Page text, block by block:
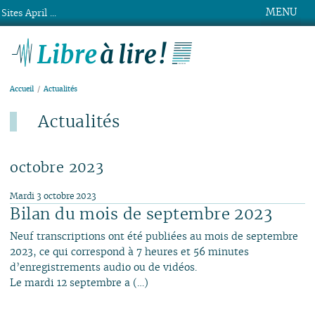
MENU
Accueil Actualités
Actualités
octobre 2023
Bilan du mois de septembre 2023
Mardi 3 octobre 2023
Neuf transcriptions ont été publiées au mois de septembre
2023, ce qui correspond à 7 heures et 56 minutes
d’enregistrements audio ou de vidéos.
Le mardi 12 septembre a (…)
Sites April ...